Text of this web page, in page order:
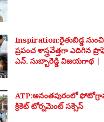
Inspiration:రైతుబిడ్డ నుంచి
ప్రపంచ శాస్త్రవేత్తగా ఎదిగిన
ఎన్. సుబ్బారెడ్డి విజయగాథ |
ATP:అనంతపురంలో
క్రికెట్ టోర్నమెంట్ సక్సెస్